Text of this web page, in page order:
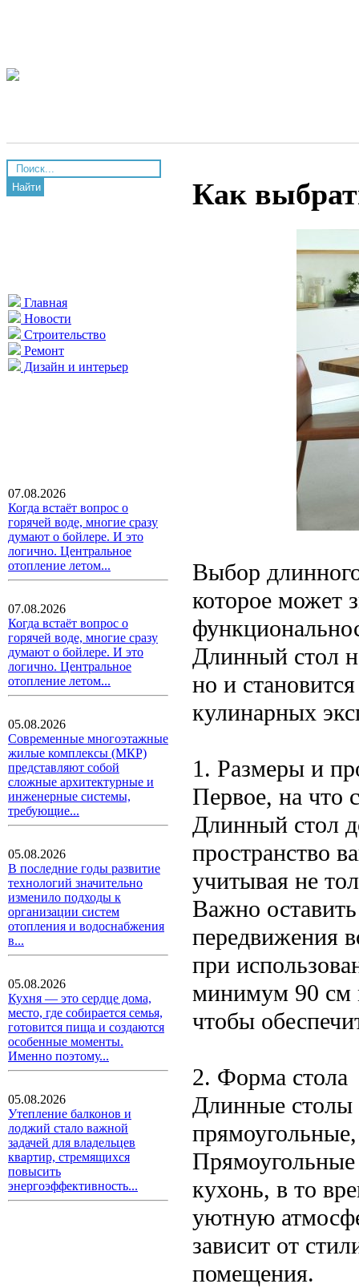
Найти
Главная
Новости
Строительство
Ремонт
Дизайн и интерьер
07.08.2026
Когда встаёт вопрос о
горячей воде, многие сразу
думают о бойлере. И это
логично. Центральное
отопление летом...
07.08.2026
Когда встаёт вопрос о
горячей воде, многие сразу
думают о бойлере. И это
логично. Центральное
отопление летом...
05.08.2026
Современные многоэтажные
жилые комплексы (МКР)
представляют собой
сложные архитектурные и
инженерные системы,
требующие...
05.08.2026
В последние годы развитие
технологий значительно
изменило подходы к
организации систем
отопления и водоснабжения
в...
05.08.2026
Кухня — это сердце дома,
место, где собирается семья,
готовится пища и создаются
особенные моменты.
Именно поэтому...
05.08.2026
Утепление балконов и
лоджий стало важной
задачей для владельцев
квартир, стремящихся
повысить
энергоэффективность...
Как
Выбор
которое может
Длинный стол
но и
кулинарных
1. Размеры и
Первое, на что
Длинный стол
пространство
учитывая не
Важно
передвижения
при
минимум 90 см
чтобы
2. Форма стола
Длинные столы
кухонь, в то
уютную
зависит от
помещения.